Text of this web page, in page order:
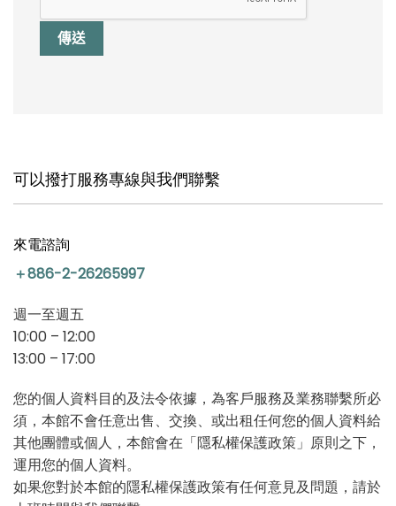
可以撥打服務專線與我們聯繫
來電諮詢
＋886-2-26265997
週一至週五
10:00 – 12:00
13:00 – 17:00
您的個人資料目的及法令依據，為客戶服務及業務聯繫所必
須，本館不會任意出售、交換、或出租任何您的個人資料給
其他團體或個人，本館會在「隱私權保護政策」原則之下，
運用您的個人資料。
如果您對於本館的隱私權保護政策有任何意見及問題，請於